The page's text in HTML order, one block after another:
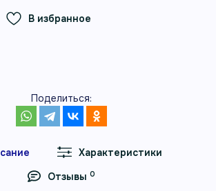
В избранное
Поделиться:
Характеристики
Отзывы 0